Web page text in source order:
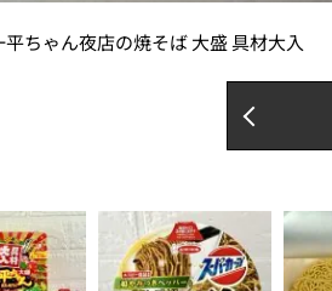
平ちゃん夜店の焼そば 大盛 具材大入